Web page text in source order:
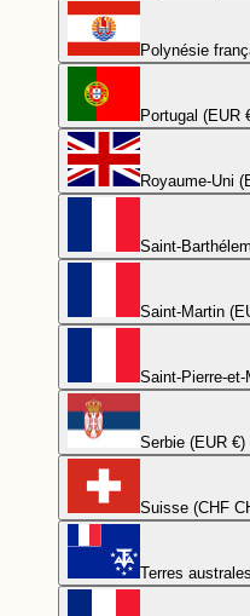
Polynésie
Portugal (EUR
Royaume-Uni
Saint-
Saint-Martin
Saint-Pierre-
Serbie (EUR €)
Suisse (CHF
Terres